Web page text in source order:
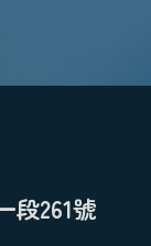
段261號